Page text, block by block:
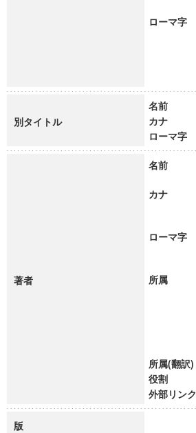
ローマ字
別タイトル
名前
カナ
ローマ字
著者
名前
カナ
ローマ字
所属
所属(翻訳)
役割
外部リンク
版